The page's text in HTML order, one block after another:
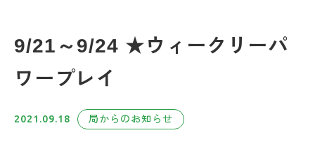
9/21～9/24 ★ウィークリーパ
ワープレイ
2021.09.18 局からのお知らせ